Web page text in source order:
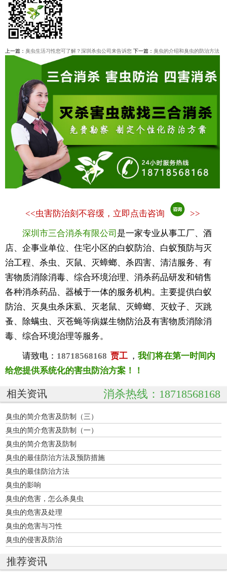
上一篇： 臭虫生活习性您可了解？深圳杀虫公司来告诉您 下一篇： 臭虫的介绍和臭虫的防治方法
<<虫害防治刻不容缓，立即点击咨询 >>
深圳市三合消杀有限公司 是一家专业从事工厂、酒
店、企事业单位、住宅小区的白蚁防治、白蚁预防与灭
治工程、杀虫、灭鼠、灭蟑螂、杀四害、清洁服务、有
害物质消除消毒、综合环境治理、消杀药品研发和销售
各种消杀药品、器械于一体的服务机构。主要提供白蚁
防治、灭臭虫杀床虱、灭老鼠、灭蟑螂、灭蚊子、灭跳
蚤、除螨虫、灭苍蝇等病媒生物防治及有害物质消除消
毒、综合环境治理等服务。
请致电： 18718568168 贾工 ， 我们将在第一时间内
给您提供系统化的害虫防治方案！！
相关资讯 消杀热线：18718568168
臭虫的简介危害及防制（三）
臭虫的简介危害及防制（一）
臭虫的简介危害及防制
臭虫的最佳防治方法及预防措施
臭虫的最佳防治方法
臭虫的影响
臭虫的危害，怎么杀臭虫
臭虫的危害及处理
臭虫的危害与习性
臭虫的侵害及防治
推荐资讯